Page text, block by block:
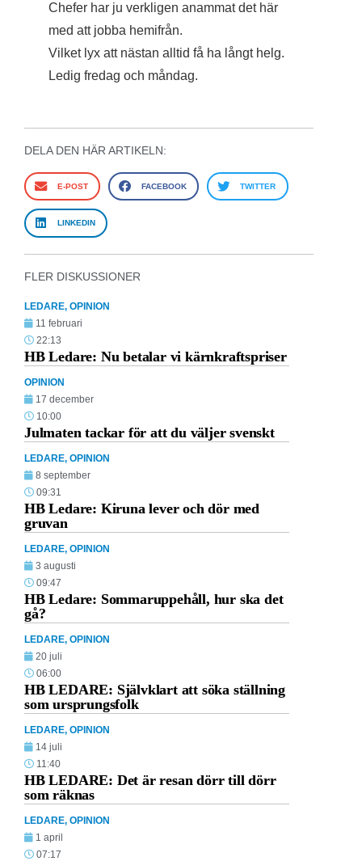
Chefer har ju verkligen anammat det här
med att jobba hemifrån.
Vilket lyx att nästan alltid få ha långt helg.
Ledig fredag och måndag.
DELA DEN HÄR ARTIKELN:
E-POST FACEBOOK TWITTER
LINKEDIN
FLER DISKUSSIONER
LEDARE, OPINION
11 februari
22:13
HB Ledare: Nu betalar vi kärnkraftspriser
OPINION
17 december
10:00
Julmaten tackar för att du väljer svenskt
LEDARE, OPINION
8 september
09:31
HB Ledare: Kiruna lever och dör med
gruvan
LEDARE, OPINION
3 augusti
09:47
HB Ledare: Sommaruppehåll, hur ska det
gå?
LEDARE, OPINION
20 juli
06:00
HB LEDARE: Självklart att söka ställning
som ursprungsfolk
LEDARE, OPINION
14 juli
11:40
HB LEDARE: Det är resan dörr till dörr
som räknas
LEDARE, OPINION
1 april
07:17